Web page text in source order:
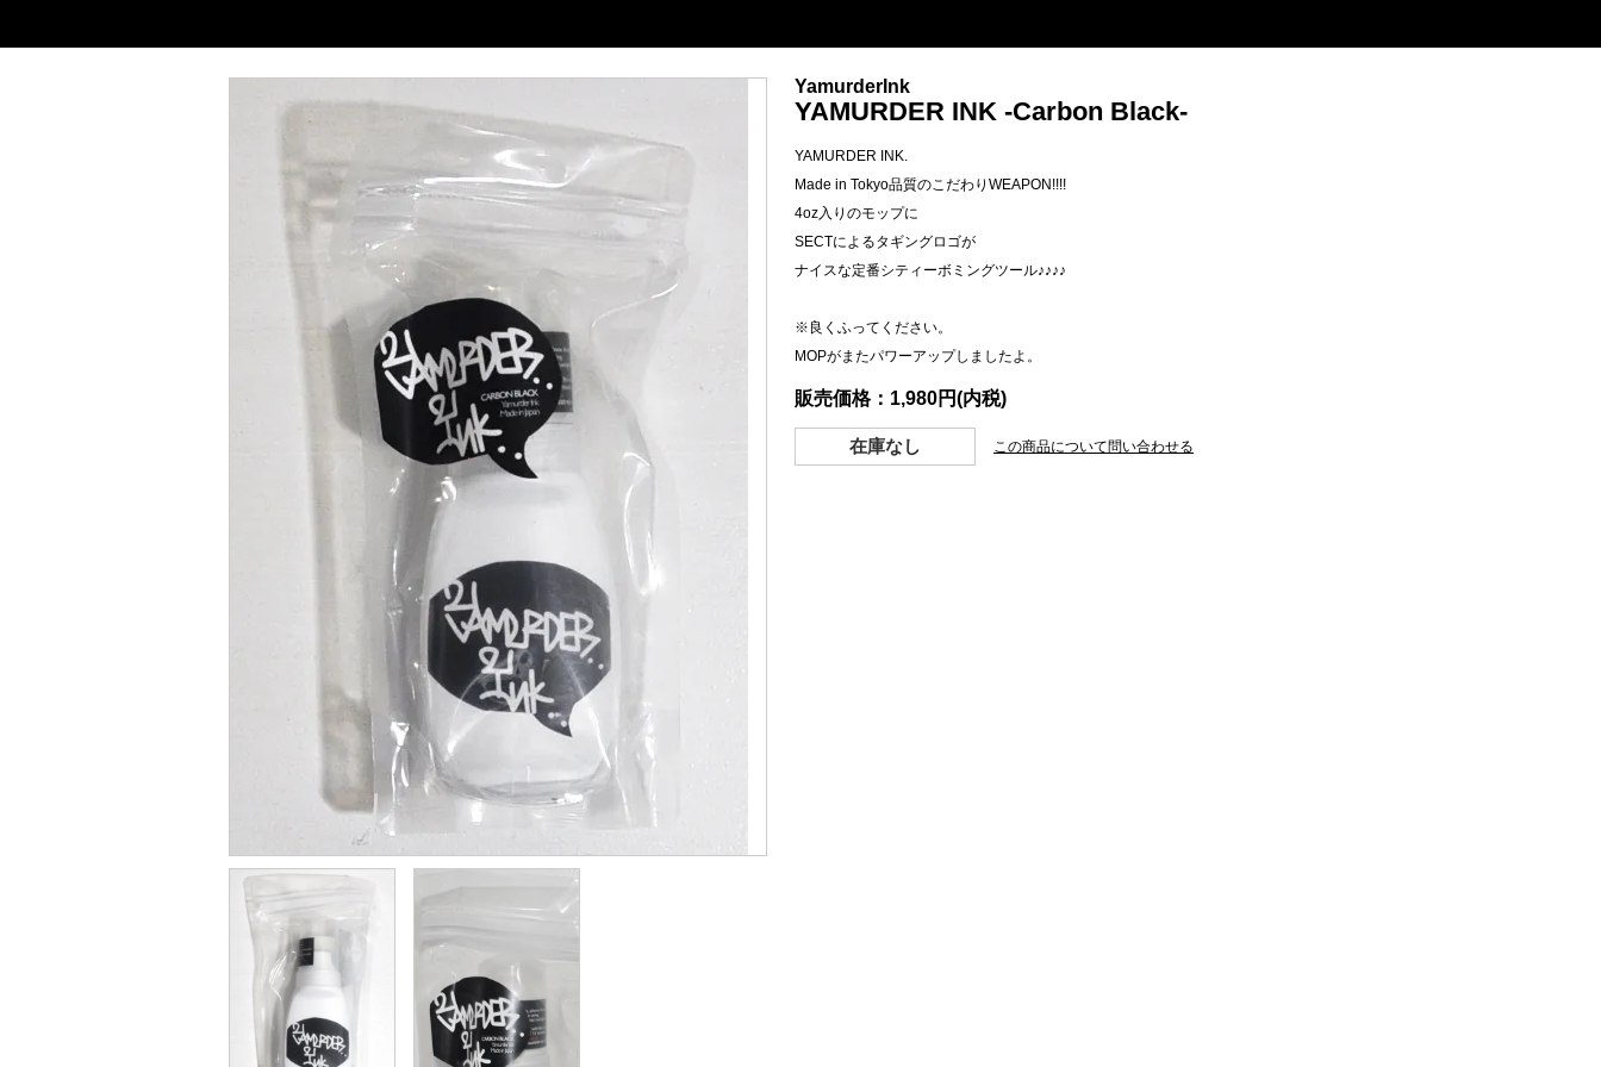
YamurderInk
YAMURDER INK -Carbon Black-
YAMURDER INK.
Made in Tokyo品質のこだわりWEAPON!!!!
4oz入りのモップに
SECTによるタギングロゴが
ナイスな定番シティーボミングツール♪♪♪♪
※良くふってください。
MOPがまたパワーアップしましたよ。
販売価格：1,980円(内税)
在庫なし この商品について問い合わせる